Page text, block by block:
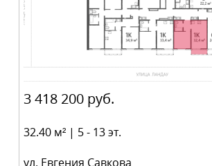
3 418 200 руб.
32.40 м² | 5 - 13 эт.
ул. Евгения Савкова